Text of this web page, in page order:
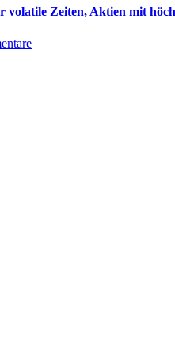
Zeiten, Aktien mit